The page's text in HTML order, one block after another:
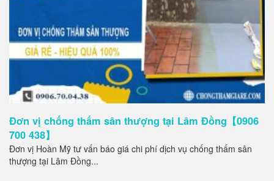
Đơn vị chống thấm sân thượng tại Lâm Đồng【0906
700 438】
Đơn vị Hoàn Mỹ tư vấn báo giá chi phí dịch vụ chống thấm sân
thượng tại Lâm Đồng...